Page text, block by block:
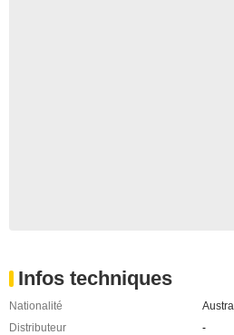
Infos techniques
Nationalité
Distributeur
-